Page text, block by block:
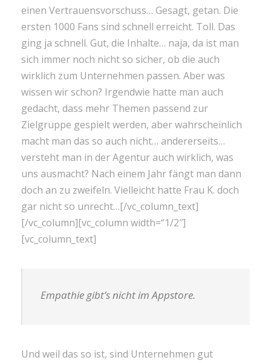
einen Vertrauensvorschuss… Gesagt, getan. Die
ersten 1000 Fans sind schnell erreicht. Toll. Das
ging ja schnell. Gut, die Inhalte… naja, da ist man
sich immer noch nicht so sicher, ob die auch
wirklich zum Unternehmen passen. Aber was
wissen wir schon? Irgendwie hatte man auch
gedacht, dass mehr Themen passend zur
Zielgruppe gespielt werden, aber wahrscheinlich
macht man das so auch nicht… andererseits…
versteht man in der Agentur auch wirklich, was
uns ausmacht? Nach einem Jahr fängt man dann
doch an zu zweifeln. Vielleicht hatte Frau K. doch
gar nicht so unrecht…[/vc_column_text]
[/vc_column][vc_column width=“1/2″]
[vc_column_text]
Empathie gibt’s nicht im Appstore.
Und weil das so ist, sind Unternehmen gut